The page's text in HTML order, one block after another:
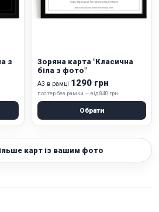
з
Зоряна карта "Класична
біла з фото"
А3 в рамці 1290 грн
постер без рамки — від 840 грн
Обрати
карт із вашим фото